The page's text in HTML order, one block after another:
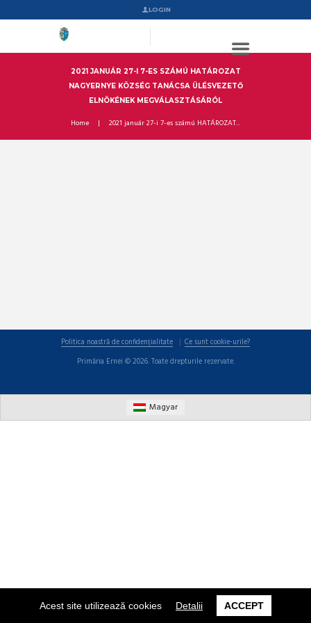
Acest site utilizează cookies Detalii ACCEPT
LOGIN
2021 JANUÁR 27-I 7-ES SZÁMÚ HATÁROZAT
NAGYERNYE KÖZSÉG TANÁCSA ÜLÉSVEZETŐ
ELNÖKÉNEK MEGVÁLASZTÁSÁRÓL
Home 2021 január 27-i 7-es számú HATÁROZAT...
Politica noastră de confidențialitate
Ce sunt cookie-urile?
Primăria Ernei © 2026. Toate drepturile rezervate.
Magyar